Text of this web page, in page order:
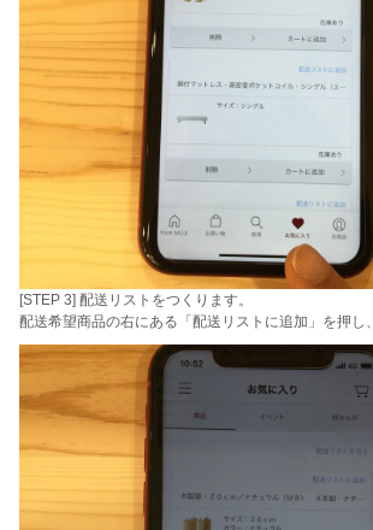
[STEP 3] 配送リストをつくります。
配送希望商品の右にある「配送リストに追加」を押し、